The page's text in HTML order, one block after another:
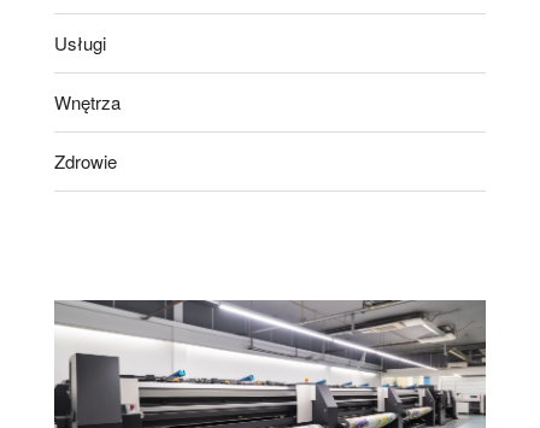
Usługi
Wnętrza
Zdrowie